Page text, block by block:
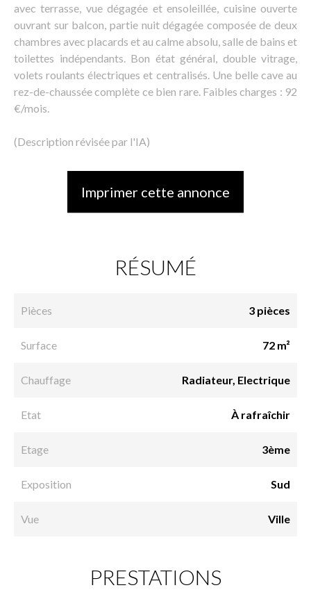
avec terrasse, vue dégagée et ensoleillée, cuisine ouverte
ouvrant sur balcon, partie nuit dégagée composée de deux
chambres avec placards et au calme absolu, salle de bains et
toilettes indépendants. Bon état général, double vitrage,
volets roulants électriques et centralisés. Une belle cave au
rez-de-chaussée complète ce bien rare. Faibles charges : 92
€/mois.
(Description révisée par l'IA)
Imprimer cette annonce
RÉSUMÉ
Pièces 3 pièces
Surface 72 m²
Chauffage Radiateur, Electrique
Etat À rafraîchir
Etage 3ème
Exposition Sud
Vue Ville
PRESTATIONS